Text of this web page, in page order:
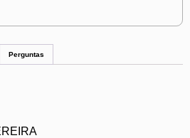
Perguntas